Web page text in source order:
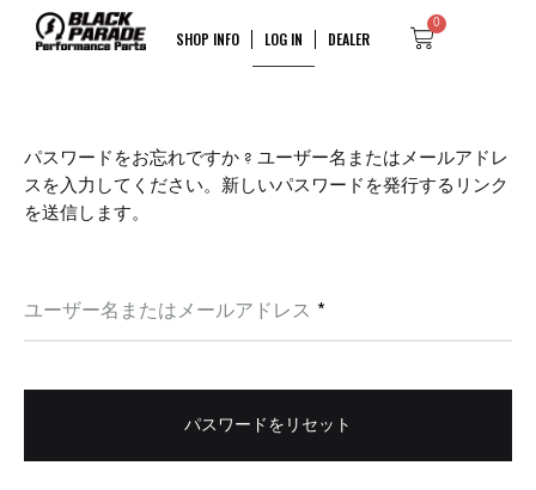
SHOP INFO LOG IN DEALER
0
パスワードをお忘れですか ? ユーザー名またはメールアドレ
スを入力してください。新しいパスワードを発行するリンク
を送信します。
ユーザー名またはメールアドレス *
パスワードをリセット